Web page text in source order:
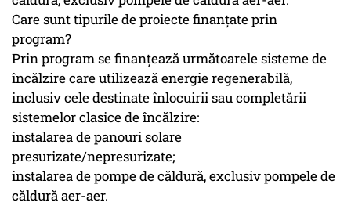
Care sunt tipurile de proiecte finanţate prin
program?
Prin program se finanţează următoarele sisteme de
încălzire care utilizează energie regenerabilă,
inclusiv cele destinate înlocuirii sau completării
sistemelor clasice de încălzire:
instalarea de panouri solare
presurizate/nepresurizate;
instalarea de pompe de căldură, exclusiv pompele de
căldură aer-aer.